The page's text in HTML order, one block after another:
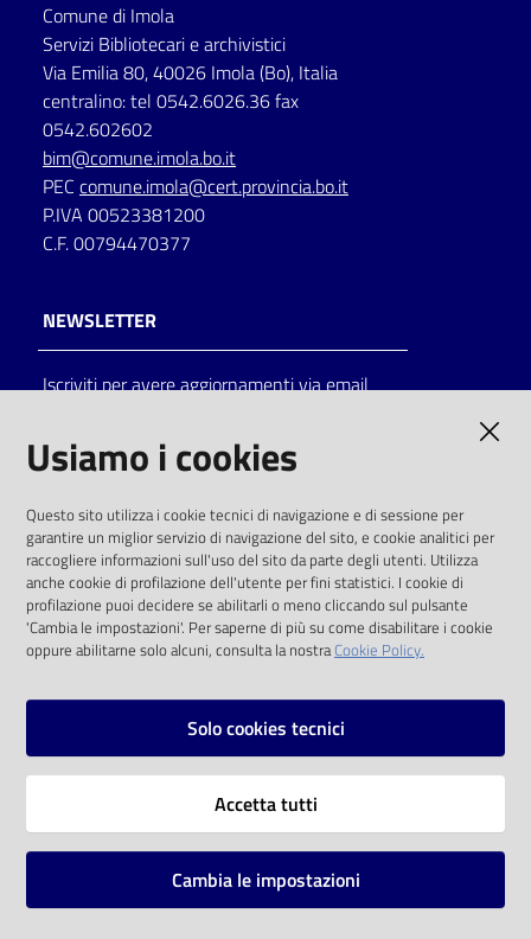
lettura
Seguici
su
Catalogo
on line
Eventi
Chiedi al
bibliotecario
Comune di Imola
Servizi Bibliotecari e archivistici
Via Emilia 80, 40026 Imola (Bo), Italia
centralino: tel 0542.6026.36 fax
0542.602602
bim@comune.imola.bo.it
PEC comune.imola@cert.provincia.bo.it
P.IVA 00523381200
C.F. 00794470377
NEWSLETTER
Iscriviti per avere aggiornamenti via email
solo alle condizioni previste dalla direttiva
comunitaria 2003/98/CE e dal d.lgs. 36/2006
SOCIAL
Instagram
Vai alla pagina
Mappa del sito
Usiamo i cookies
Questo sito utilizza i cookie tecnici di navigazione e di sessione per
garantire un miglior servizio di navigazione del sito, e cookie analitici per
raccogliere informazioni sull'uso del sito da parte degli utenti. Utilizza
anche cookie di profilazione dell'utente per fini statistici. I cookie di
profilazione puoi decidere se abilitarli o meno cliccando sul pulsante
'Cambia le impostazioni'. Per saperne di più su come disabilitare i cookie
oppure abilitarne solo alcuni, consulta la nostraCookie Policy.
Solo cookies tecnici
Accetta tutti
Cambia le impostazioni